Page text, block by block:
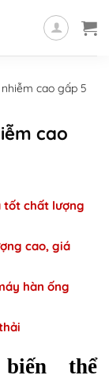
cao gấp 5
cao
tốt chất lượng
cao, giá
hàn ống
thể